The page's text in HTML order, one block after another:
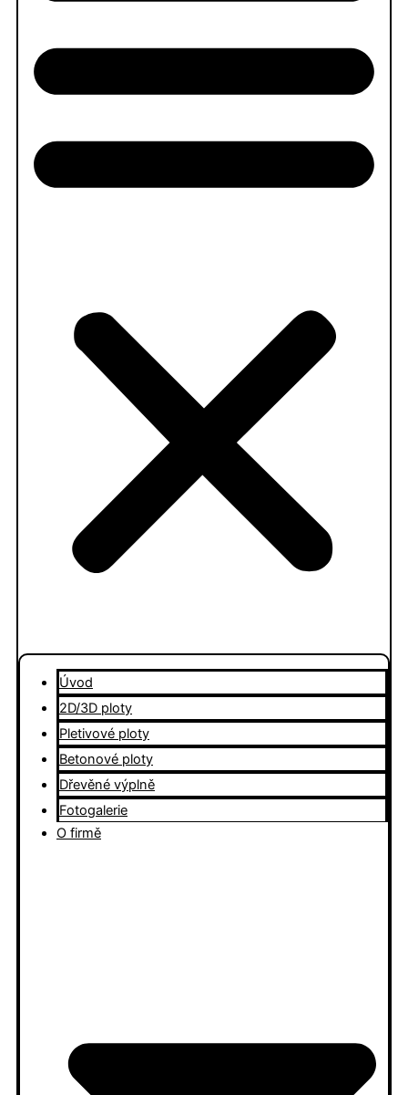
Úvod
2D/3D ploty
Pletivové ploty
Betonové ploty
Dřevěné výplně
Fotogalerie
O firmě